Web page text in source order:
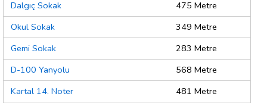
Dalgıç Sokak
475 Metre
Okul Sokak
349 Metre
Gemi Sokak
283 Metre
D-100 Yanyolu
568 Metre
Kartal 14. Noter
481 Metre